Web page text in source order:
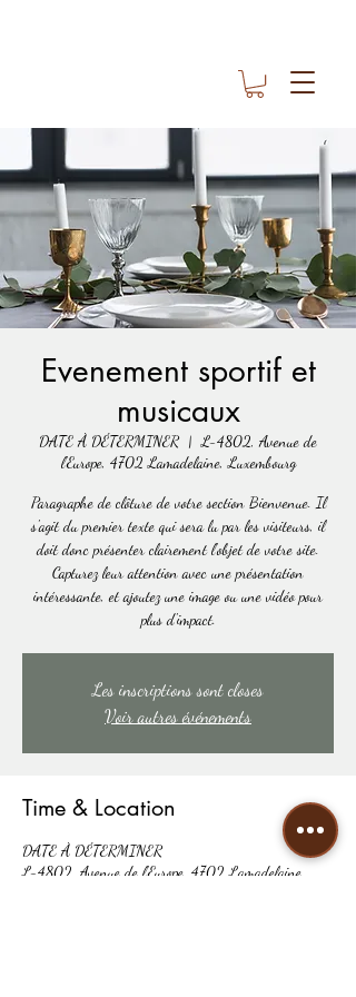
Evenement sportif et
musicaux
DATE À DÉTERMINER
  |
L-4802, Avenue de
l'Europe, 4702 Lamadelaine, Luxembourg
Paragraphe de clôture de votre section Bienvenue. Il
s'agit du premier texte qui sera lu par les visiteurs, il
doit donc présenter clairement l'objet de votre site.
Capturez leur attention avec une présentation
intéressante, et ajoutez une image ou une vidéo pour
plus d'impact.
Les inscriptions sont closes
Voir autres événements
Time & Location
DATE À DÉTERMINER
L-4802, Avenue de l'Europe, 4702 Lamadelaine,